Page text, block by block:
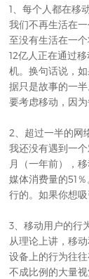
1、每个人都在移动
我们不再生活在
至没有生活在一
12亿人正在通过
机。换句话说，
据只是故事的一
要考虑移动，因为
2、超过一半的网
我还没有遇到一
月（一年前），
媒体消费量的51
行的。如果你想
3、移动用户的行
从理论上讲，移
设备上的行为往
不成比例的大量